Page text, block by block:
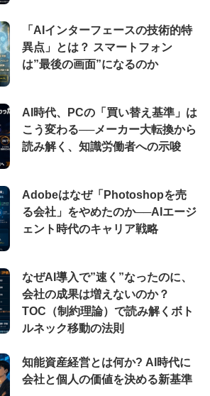
「AIインターフェースの技術的特
異点」とは？ スマートフォン
は”最後の画面”になるのか
AI時代、PCの「買い替え基準」は
こう変わる──メーカー大転換から
読み解く、知識労働者への示唆
Adobeはなぜ「Photoshopを売
る会社」をやめたのか──AIエージ
ェント時代のキャリア戦略
なぜAI導入で”速く”なったのに、
会社の成果は増えないのか？
TOC（制約理論）で読み解くボト
ルネック移動の法則
知能資産経営とは何か? AI時代に
会社と個人の価値を決める新基準